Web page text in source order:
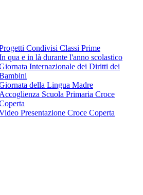
Condivisi Classi Prime
qua e in là durante l'anno scolastico
Internazionale dei Diritti dei
della Lingua Madre
Accoglienza Scuola Primaria Croce
Presentazione Croce Coperta